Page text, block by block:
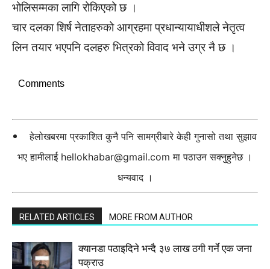
भोलिसम्मका लागि रोकिएको छ ।
चार दलका शिर्ष नेताहरुको आग्रहमा प्रधान्यायाधीशले नेतृत्व
लिन तयार भएपनि दलहरु भित्रको विवाद भने उग्र नै छ ।
Comments
हेलोखबरमा प्रकाशित कुनै पनि सामग्रीबारे केही गुनासो तथा सुझाव
भए हामीलाई hellokhabar@gmail.com मा पठाउन सक्नुहुनेछ ।
धन्यवाद ।
RELATED ARTICLES MORE FROM AUTHOR
क्यानडा पठाइदिने भन्दै ३७ लाख ठगी गर्ने एक जना
पक्राउ